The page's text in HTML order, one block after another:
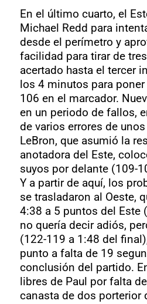
En el último cuarto, el
Michael Redd para
desde el perímetro y
facilidad para tirar de
acertado hasta el tercer
los 4 minutos para
106 en el marcador.
en un periodo de fallos,
de varios errores de
LeBron, que asumió la
anotadora del Este,
suyos por delante (109-
Y a partir de aquí, los
se trasladaron al Oeste,
4:38 a 5 puntos del Este
no quería decir adiós,
(122-119 a 1:48 del
punto a falta de 19
conclusión del partido.
libres de Paul por falta
canasta de dos porterior